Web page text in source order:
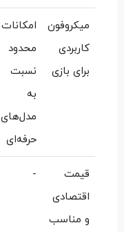
میکروفون
کاربردی
برای بازی
امکانات
محدود
نسبت
به
مدل‌های
حرفه‌ای
قیمت
اقتصادی
و مناسب
-